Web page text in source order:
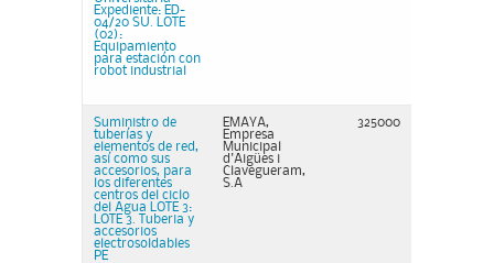
Expediente: ED-
04/20 SU. LOTE
(02):
Equipamiento
para estación con
robot industrial
Suministro de
tuberías y
elementos de red,
así como sus
accesorios, para
los diferentes
centros del ciclo
del Agua LOTE 3:
LOTE 3. Tuberia y
accesorios
electrosoldables
PE
EMAYA,
Empresa
Municipal
d'Aigües i
Clavegueram,
S.A
325000